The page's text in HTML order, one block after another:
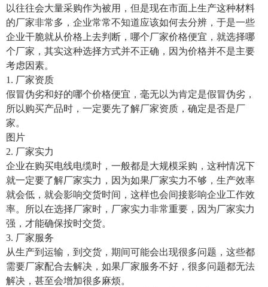
以往往会大量采购作为被用，但是现在市面上生产这种材料
的厂家非常多，企业常常不知道应该如何去分辨，于是一些
企业干脆就从价格上去判断，哪个厂家价格便宜，就选择哪
个厂家，其实这种选择方式并不正确，因为价格并不是主要
考虑因素。
1. 厂家资质
假冒伪劣和好的哪个价格便宜，毫无以为肯定是假冒伪劣，
所以购买产品时，一定要先了解厂家资质，确定是否是厂
家。
图片
2. 厂家实力
企业在购买电线电缆时，一般都是大规模采购，这种情况下
就一定要了解厂家实力，因为如果厂家实力不够，生产效率
就会低，就会影响交货时间，这样也会间接影响企业工作效
率。所以在选择厂家时，厂家实力非常重要，因为厂家实力
强，才能确保按时交货。
3. 厂家服务
从生产到运输，到交货，期间可能会出现很多问题，这些都
需要厂家配合去解决，如果厂家服务不好，很多问题都无法
解决，甚至会增加很多麻烦。